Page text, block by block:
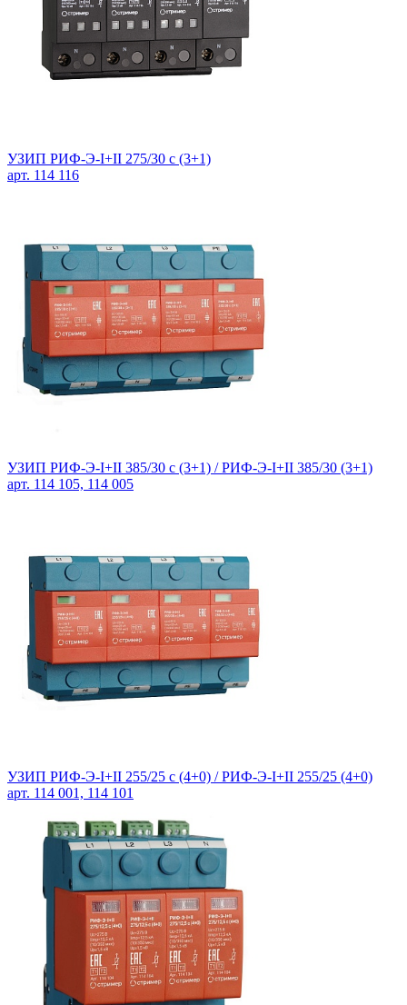
УЗИП РИФ-Э-I+II 275/30 c (3+1)
арт. 114 116
УЗИП РИФ-Э-I+II 385/30 с (3+1) / РИФ-Э-I+II 385/30 (3+1)
арт. 114 105, 114 005
УЗИП РИФ-Э-I+II 255/25 с (4+0) / РИФ-Э-I+II 255/25 (4+0)
арт. 114 001, 114 101